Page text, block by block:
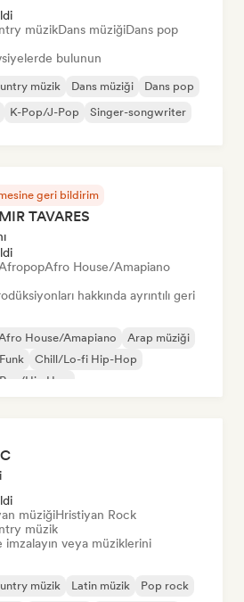
müzikDans müziğiDans pop
bulunun
müzik Dans müziği
Dans pop
K-Pop/J-Pop Singer-songwriter
geri bildirim
TAVARES
Afro House/Amapiano
hakkında ayrıntılı geri
House/Amapiano
Arap müziği
Chill/Lo-fi Hip-Hop
Hip Hop
müziğiHristiyan Rock
müzik
imzalayın veya müziklerini
müzik Latin müzik Pop rock